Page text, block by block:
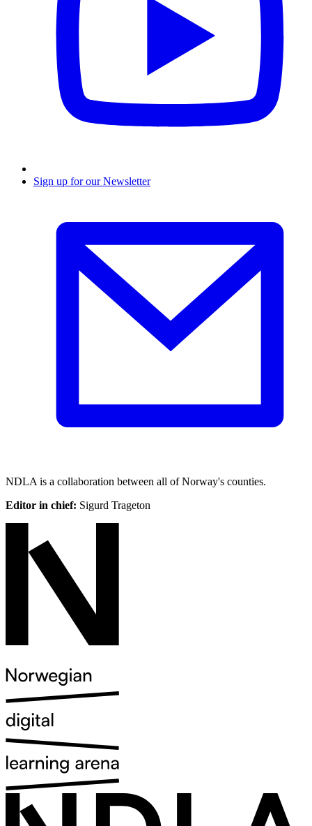
Sign up for our Newsletter
NDLA is a collaboration between all of Norway's counties.
Editor in chief: Sigurd Trageton